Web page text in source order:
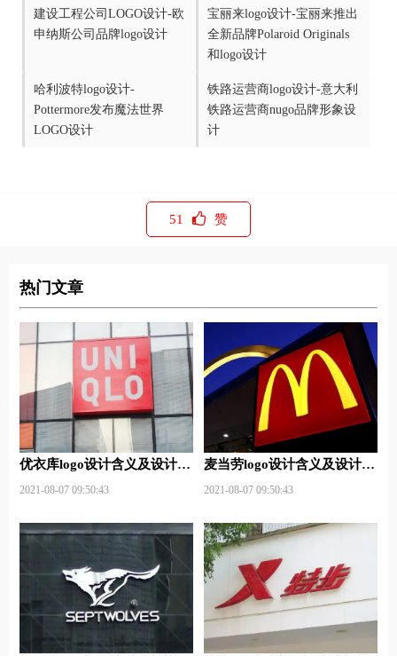
建设工程公司LOGO设计-欧
申纳斯公司品牌logo设计
宝丽来logo设计-宝丽来推出
全新品牌Polaroid Originals
和logo设计
哈利波特logo设计-
Pottermore发布魔法世界
LOGO设计
铁路运营商logo设计-意大利
铁路运营商nugo品牌形象设
计
51 赞
热门文章
优衣库logo设计含义及设计理
2021-08-07 09:50:43
麦当劳logo设计含义及设计理
2021-08-07 09:50:43